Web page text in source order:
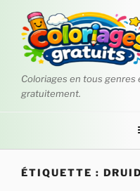
contenu
principal
Coloriages en tous genres
gratuitement.
ÉTIQUETTE :